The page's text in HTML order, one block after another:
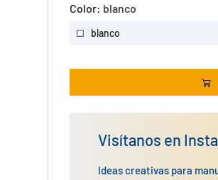
Color: blanco
blanco
Visítanos en
Ideas creativas para